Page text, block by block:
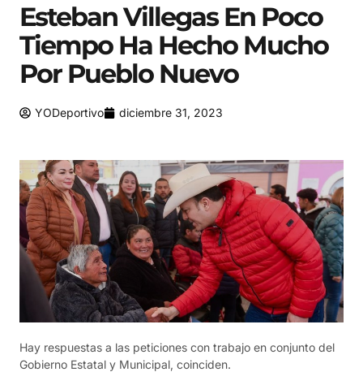
Esteban Villegas En Poco
Tiempo Ha Hecho Mucho
Por Pueblo Nuevo
YODeportivo diciembre 31, 2023
Hay respuestas a las peticiones con trabajo en conjunto del
Gobierno Estatal y Municipal, coinciden.